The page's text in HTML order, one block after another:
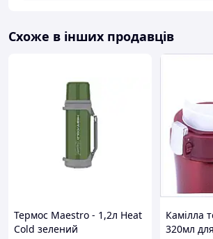
Схоже в інших продавців
Термос Maestro - 1,2л Heat
Cold зелений
Камілла
320мл